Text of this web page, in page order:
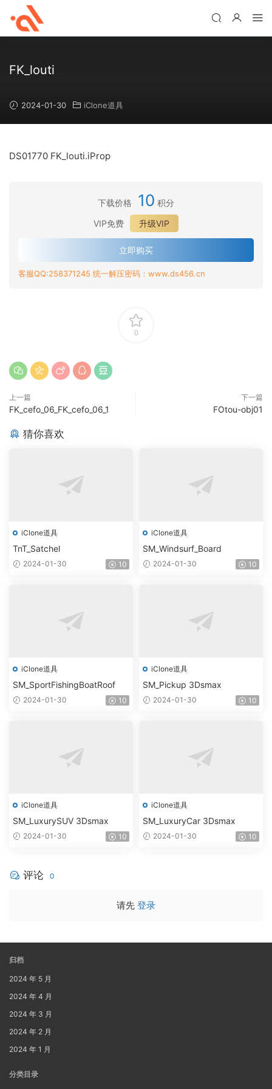
FK_louti
2024-01-30 iClone道具
DS01770 FK_louti.iProp
下载价格 10 积分
VIP免费
升级VIP
立即购买
客服QQ:258371245 统一解压密码：www.ds456.cn
0
上一篇
FK_cefo_06_FK_cefo_06_1
下一篇
FOtou-obj01
猜你喜欢
iClone道具
TnT_Satchel
2024-01-30 10
iClone道具
SM_Windsurf_Board
2024-01-30 10
iClone道具
SM_SportFishingBoatRoof
2024-01-30 10
iClone道具
SM_Pickup 3Dsmax
2024-01-30 10
iClone道具
SM_LuxurySUV 3Dsmax
2024-01-30 10
iClone道具
SM_LuxuryCar 3Dsmax
2024-01-30 10
评论 0
请先 登录
归档
2024 年 5 月
2024 年 4 月
2024 年 3 月
2024 年 2 月
2024 年 1 月
分类目录